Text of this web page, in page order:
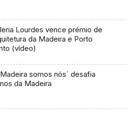
Lourdes vence prémio de
da Madeira e Porto
(vídeo)
somos nós` desafia
da Madeira